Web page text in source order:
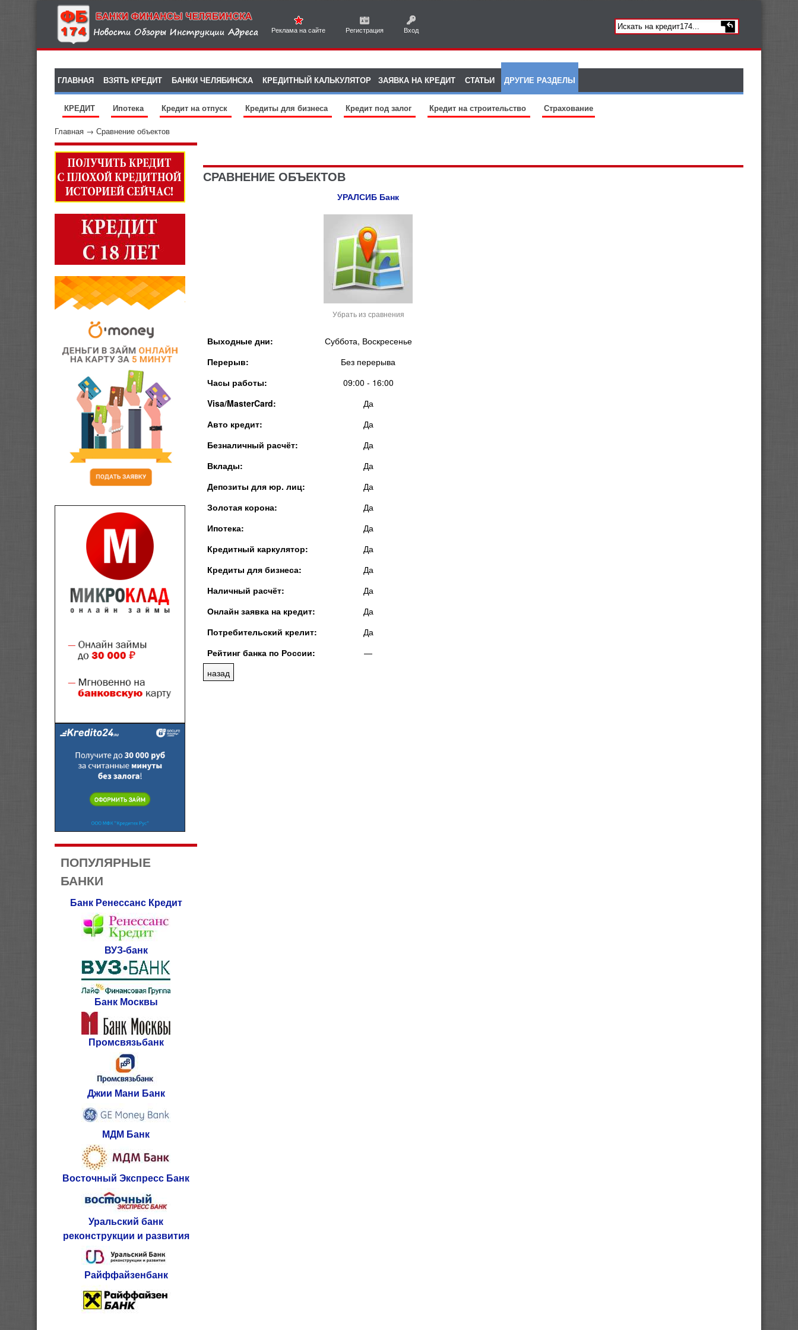
Реклама на сайте Регистрация Вход
ГЛАВНАЯ ВЗЯТЬ КРЕДИТ БАНКИ ЧЕЛЯБИНСКА КРЕДИТНЫЙ КАЛЬКУЛЯТОР ЗАЯВКА НА КРЕДИТ СТАТЬИ ДРУГИЕ РАЗДЕЛЫ
КРЕДИТ Ипотека Кредит на отпуск Кредиты для бизнеса Кредит под залог Кредит на строительство Страхование
Главная → Сравнение объектов
ПОПУЛЯРНЫЕ
БАНКИ
Банк Ренессанс Кредит
ВУЗ-банк
Банк Москвы
Промсвязьбанк
Джии Мани Банк
МДМ Банк
Восточный Экспресс Банк
Уральский банк
реконструкции и развития
Райффайзенбанк
СРАВНЕНИЕ ОБЪЕКТОВ
УРАЛСИБ Банк
Убрать из сравнения
Выходные дни:
Суббота, Воскресенье
Перерыв:
Без перерыва
Часы работы:
09:00 - 16:00
Visa/MasterCard:
Да
Авто кредит:
Да
Безналичный расчёт:
Да
Вклады:
Да
Депозиты для юр. лиц:
Да
Золотая корона:
Да
Ипотека:
Да
Кредитный каркулятор:
Да
Кредиты для бизнеса:
Да
Наличный расчёт:
Да
Онлайн заявка на кредит:
Да
Потребительский крелит:
Да
Рейтинг банка по России:
—